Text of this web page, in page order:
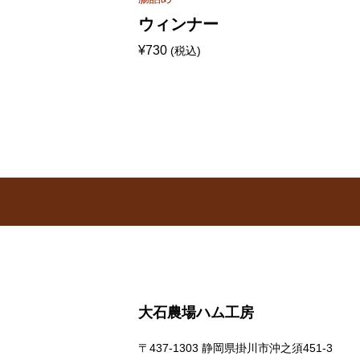
ウィンナー
¥730 (税込)
大石農場ハム工房
〒437-1303 静岡県掛川市沖之須451-3